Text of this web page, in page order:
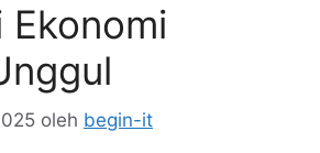
oleh begin-it